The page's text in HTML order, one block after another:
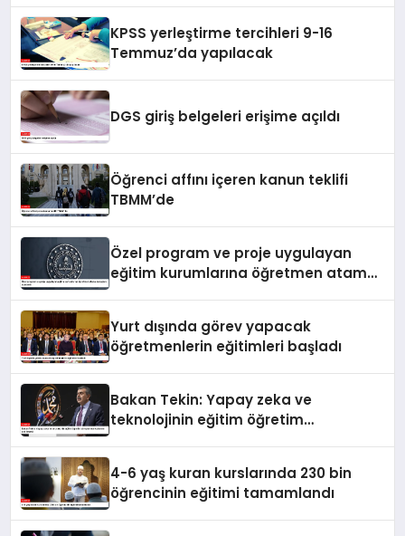
KPSS yerleştirme tercihleri 9-16
Temmuz’da yapılacak
DGS giriş belgeleri erişime açıldı
Öğrenci affını içeren kanun teklifi
TBMM’de
Özel program ve proje uygulayan
eğitim kurumlarına öğretmen atama
Yurt dışında görev yapacak
öğretmenlerin eğitimleri başladı
Bakan Tekin: Yapay zeka ve
teknolojinin eğitim öğretim
4-6 yaş kuran kurslarında 230 bin
öğrencinin eğitimi tamamlandı